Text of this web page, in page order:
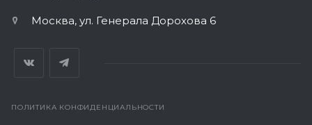
Москва, ул. Генерала Дорохова 6
ПОЛИТИКА КОНФИДЕНЦИАЛЬНОСТИ